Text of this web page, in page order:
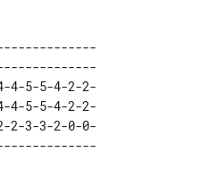
4-5-5-4-2-2-
4-5-5-4-2-2-
2-3-3-2-0-0-